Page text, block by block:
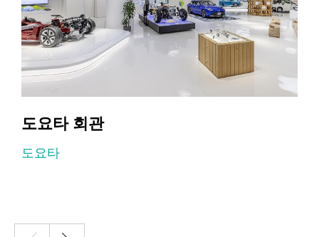
도요타 회관
도요타